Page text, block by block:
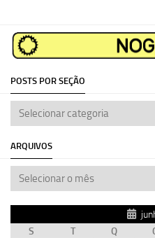
POSTS POR SEÇÃO
ARQUIVOS
S
T Q